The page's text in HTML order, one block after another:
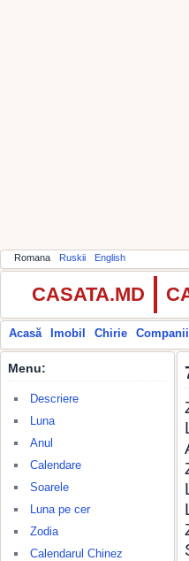
Romana Ruskii English
CASATA.MD
Acasă Imobil Chirie Companii
Menu:
Descriere
Luna
Anul
Calendare
Soarele
Luna pe cer
Zodia
Calendarul Chinez